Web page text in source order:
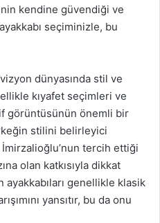
kendine güvendiği ve
seçiminizle, bu
dünyasında stil ve
kıyafet seçimleri ve
görüntüsünün önemli bir
stilini belirleyici
tercih ettiği
olan katkısıyla dikkat
genellikle klasik
yansıtır, bu da onu